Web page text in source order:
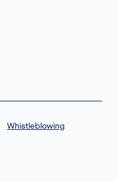
Whistleblowing